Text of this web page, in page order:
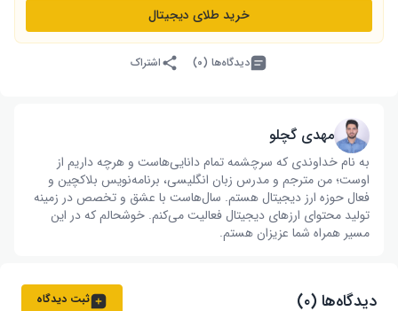
خرید طلای دیجیتال
دیدگاه‌ها (۰) اشتراک
مهدی گچلو
به نام خداوندی که سرچشمه تمام دانایی‌هاست و هرچه داریم از
اوست؛ من مترجم و مدرس زبان انگلیسی، برنامه‌نویس بلاکچین و
فعال حوزه ارز دیجیتال هستم. سال‌هاست با عشق و تخصص در زمینه
تولید محتوای ارزهای دیجیتال فعالیت می‌کنم. خوشحالم که در این
مسیر همراه شما عزیزان هستم.
دیدگاه‌ها (۰) ثبت دیدگاه